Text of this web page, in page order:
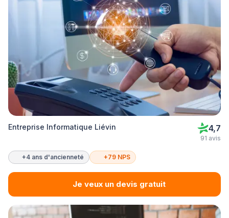
Entreprise Informatique Liévin 4,7
91 avis
+4 ans d'ancienneté +79 NPS
Je veux un devis gratuit